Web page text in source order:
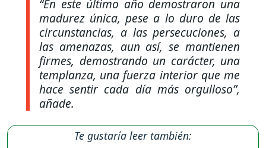
“En este último año demostraron una
madurez única, pese a lo duro de las
circunstancias, a las persecuciones, a
las amenazas, aun así, se mantienen
firmes, demostrando un carácter, una
templanza, una fuerza interior que me
hace sentir cada día más orgulloso”,
añade.
Te gustaría leer también: